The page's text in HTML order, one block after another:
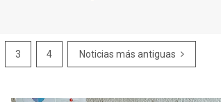
3 4 Noticias más antiguas Siguiente